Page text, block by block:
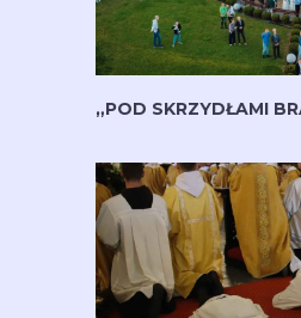
„POD SKRZYDŁAMI